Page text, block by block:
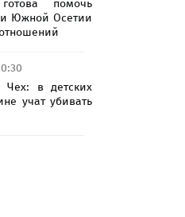
помочь
и Южной Осетии
в детских
учат убивать